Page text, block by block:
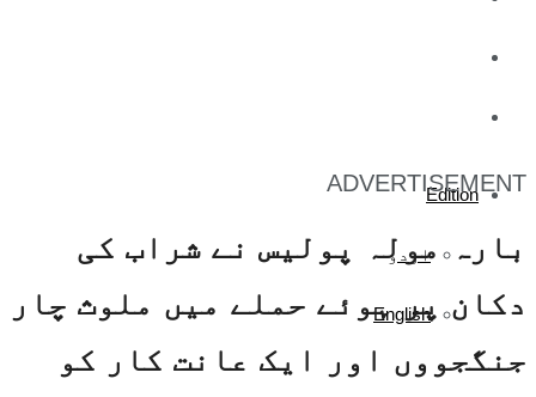
Edition
اردو
English
ADVERTISEMENT
بارہ مولہ پولیس نے شراب کی
دکان پر ہوئے حملے میں ملوث چار
جنگجووں اور ایک عانت کار کو